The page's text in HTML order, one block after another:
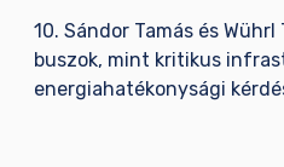
10. Sándor Tamás és
buszok, mint kritikus
energiahatékonysági